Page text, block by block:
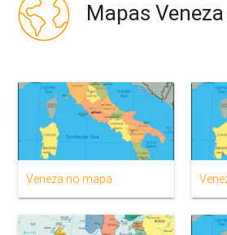
Mapas
Veneza no mapa